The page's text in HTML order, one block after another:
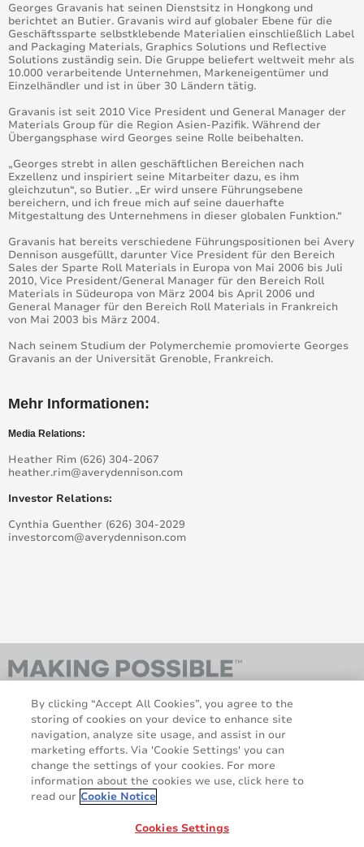
Georges Gravanis hat seinen Dienstsitz in Hongkong und
berichtet an Butier. Gravanis wird auf globaler Ebene für die
Geschäftssparte selbstklebende Materialien einschließlich Label
and Packaging Materials, Graphics Solutions und Reflective
Solutions zuständig sein. Die Gruppe beliefert weltweit mehr als
10.000 verarbeitende Unternehmen, Markeneigentümer und
Einzelhändler und ist in über 30 Ländern tätig.
Gravanis ist seit 2010 Vice President und General Manager der
Materials Group für die Region Asien-Pazifik. Während der
Übergangsphase wird Georges seine Rolle beibehalten.
„Georges strebt in allen geschäftlichen Bereichen nach
Exzellenz und inspiriert seine Mitarbeiter dazu, es ihm
gleichzutun“, so Butier. „Er wird unsere Führungsebene
bereichern, und ich freue mich auf seine dauerhafte
Mitgestaltung des Unternehmens in dieser globalen Funktion.“
Gravanis hat bereits verschiedene Führungspositionen bei Avery
Dennison ausgefüllt, darunter Vice President für den Bereich
Sales der Sparte Roll Materials in Europa von Mai 2006 bis Juli
2010, Vice President/General Manager für den Bereich Roll
Materials in Südeuropa von März 2004 bis April 2006 und
General Manager für den Bereich Roll Materials in Frankreich
von Mai 2003 bis März 2004.
Nach seinem Studium der Polymerchemie promovierte Georges
Gravanis an der Universität Grenoble, Frankreich.
Mehr Informationen:
Media Relations:
Heather Rim (626) 304-2067
heather.rim@averydennison.com
Investor Relations:
Cynthia Guenther (626) 304-2029
investorcom@averydennison.com
AveryDennison.com
Über uns
Rechtliche und
Haftungsausschluss
By clicking “Accept All Cookies”, you agree to the
storing of cookies on your device to enhance site
navigation, analyze site usage, and assist in our
marketing efforts. Via 'Cookie Settings' you can
change the settings of your cookies. For more
information about the cookies we use, click here to
read our Cookie Notice
Cookies Settings